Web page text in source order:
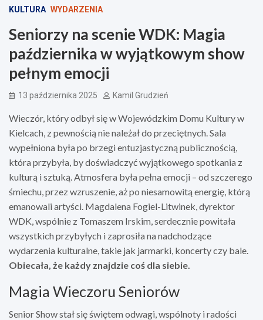
KULTURA WYDARZENIA
Seniorzy na scenie WDK: Magia
października w wyjątkowym show
pełnym emocji
13 października 2025 Kamil Grudzień
Wieczór, który odbył się w Wojewódzkim Domu Kultury w
Kielcach, z pewnością nie należał do przeciętnych. Sala
wypełniona była po brzegi entuzjastyczną publicznością,
która przybyła, by doświadczyć wyjątkowego spotkania z
kulturą i sztuką. Atmosfera była pełna emocji – od szczerego
śmiechu, przez wzruszenie, aż po niesamowitą energię, którą
emanowali artyści. Magdalena Fogiel-Litwinek, dyrektor
WDK, wspólnie z Tomaszem Irskim, serdecznie powitała
wszystkich przybyłych i zaprosiła na nadchodzące
wydarzenia kulturalne, takie jak jarmarki, koncerty czy bale.
Obiecała, że każdy znajdzie coś dla siebie.
Magia Wieczoru Seniorów
Senior Show stał się świętem odwagi, wspólnoty i radości